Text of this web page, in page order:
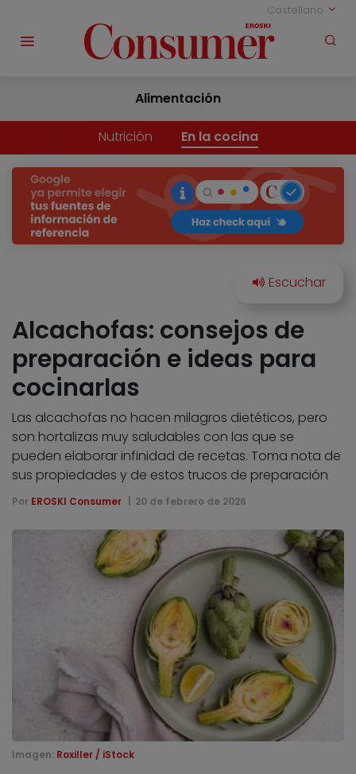
Castellano
Alimentación
Nutrición En la cocina
Alcachofas: consejos de
preparación e ideas para
cocinarlas
Las alcachofas no hacen milagros dietéticos, pero
son hortalizas muy saludables con las que se
pueden elaborar infinidad de recetas. Toma nota de
sus propiedades y de estos trucos de preparación
Por EROSKI Consumer 20 de febrero de 2026
Imagen: Roxiller / iStock